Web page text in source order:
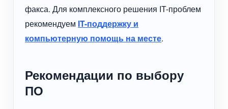
факса. Для комплексного решения IT-проблем
рекомендуем IT-поддержку и
компьютерную помощь на месте.
Рекомендации по выбору
ПО